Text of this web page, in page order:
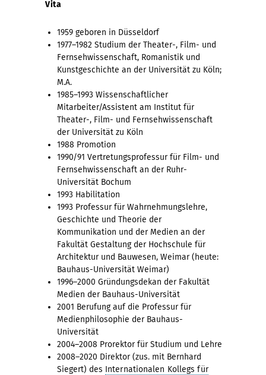
Vita
1959 geboren in Düsseldorf
1977–1982 Studium der Theater-, Film- und
Fernsehwissenschaft, Romanistik und
Kunstgeschichte an der Universität zu Köln;
M.A.
1985–1993 Wissenschaftlicher
Mitarbeiter/Assistent am Institut für
Theater-, Film- und Fernsehwissenschaft
der Universität zu Köln
1988 Promotion
1990/91 Vertretungsprofessur für Film- und
Fernsehwissenschaft an der Ruhr-
Universität Bochum
1993 Habilitation
1993 Professur für Wahrnehmungslehre,
Geschichte und Theorie der
Kommunikation und der Medien an der
Fakultät Gestaltung der Hochschule für
Architektur und Bauwesen, Weimar (heute:
Bauhaus-Universität Weimar)
1996–2000 Gründungsdekan der Fakultät
Medien der Bauhaus-Universität
2001 Berufung auf die Professur für
Medienphilosophie der Bauhaus-
Universität
2004–2008 Prorektor für Studium und Lehre
2008–2020 Direktor (zus. mit Bernhard
Siegert) des Internationalen Kollegs für